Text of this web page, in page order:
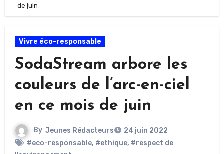
de juin
Vivre éco-responsable
SodaStream arbore les
couleurs de l’arc-en-ciel
en ce mois de juin
By Jeunes Rédacteurs
24 juin 2022
#eco-responsable, #ethique, #respect de